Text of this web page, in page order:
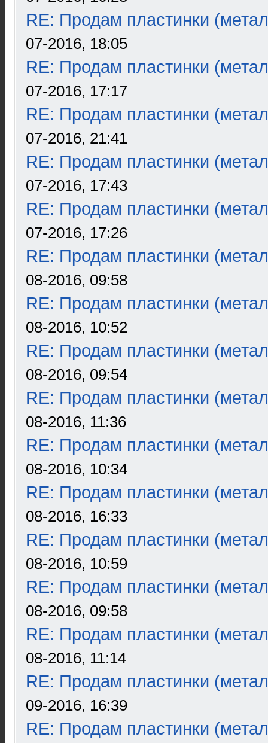
RE: Продам пластинки
07-2016, 18:05
RE: Продам пластинки
07-2016, 17:17
RE: Продам пластинки
07-2016, 21:41
RE: Продам пластинки
07-2016, 17:43
RE: Продам пластинки
07-2016, 17:26
RE: Продам пластинки
08-2016, 09:58
RE: Продам пластинки
08-2016, 10:52
RE: Продам пластинки
08-2016, 09:54
RE: Продам пластинки
08-2016, 11:36
RE: Продам пластинки
08-2016, 10:34
RE: Продам пластинки
08-2016, 16:33
RE: Продам пластинки
08-2016, 10:59
RE: Продам пластинки
08-2016, 09:58
RE: Продам пластинки
08-2016, 11:14
RE: Продам пластинки
09-2016, 16:39
RE: Продам пластинки